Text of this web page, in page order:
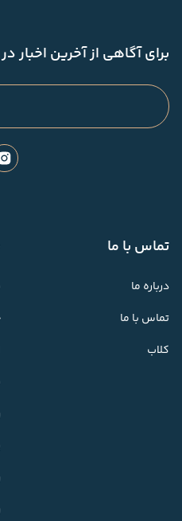
برای آگاهی از آخرین اخبار
تماس با ما
درباره ما
تماس با ما
کلاب